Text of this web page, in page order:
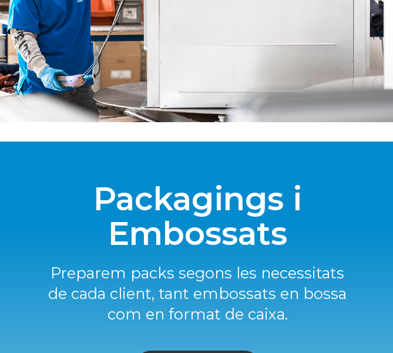
Packagings i
Embossats
Preparem packs segons les necessitats
de cada client, tant embossats en bossa
com en format de caixa.